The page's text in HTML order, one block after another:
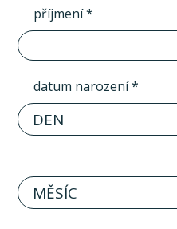
příjmení *
datum narození *
DEN
MĚSÍC